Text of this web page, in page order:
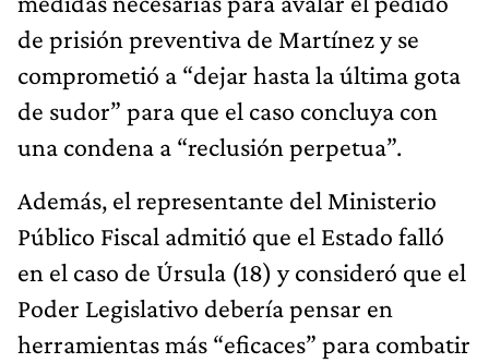
de prisión preventiva de Martínez y se
comprometió a “dejar hasta la última gota
de sudor” para que el caso concluya con
una condena a “reclusión perpetua”.
Además, el representante del Ministerio
Público Fiscal admitió que el Estado falló
en el caso de Úrsula (18) y consideró que el
Poder Legislativo debería pensar en
herramientas más “eficaces” para combatir